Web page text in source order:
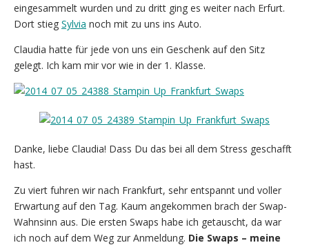
eingesammelt wurden und zu dritt ging es weiter nach Erfurt.
Dort stieg Sylvia noch mit zu uns ins Auto.
Claudia hatte für jede von uns ein Geschenk auf den Sitz
gelegt. Ich kam mir vor wie in der 1. Klasse.
Danke, liebe Claudia! Dass Du das bei all dem Stress geschafft
hast.
Zu viert fuhren wir nach Frankfurt, sehr entspannt und voller
Erwartung auf den Tag. Kaum angekommen brach der Swap-
Wahnsinn aus. Die ersten Swaps habe ich getauscht, da war
ich noch auf dem Weg zur Anmeldung. Die Swaps – meine